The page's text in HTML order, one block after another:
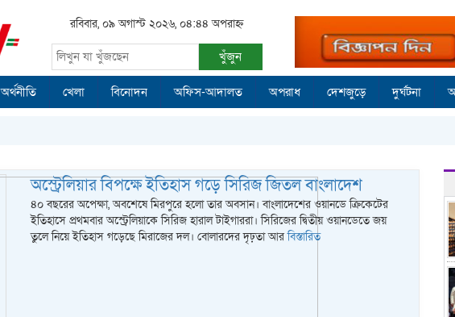
রবিবার, ০৯ অগাস্ট ২০২৬, ০৪:৪৪ অপরাহ্ন
খুঁজুন
অর্থনীতি খেলা বিনোদন অফিস-আদালত অপরাধ দেশজুড়ে দুর্ঘটনা
অস্ট্রেলিয়ার বিপক্ষে ইতিহাস গড়ে সিরিজ জিতল বাংলাদেশ
৪০ বছরের অপেক্ষা, অবশেষে মিরপুরে হলো তার অবসান। বাংলাদেশের ওয়ানডে ক্রিকেটের
ইতিহাসে প্রথমবার অস্ট্রেলিয়াকে সিরিজ হারাল টাইগাররা। সিরিজের দ্বিতীয় ওয়ানডেতে জয়
তুলে নিয়ে ইতিহাস গড়েছে মিরাজের দল। বোলারদের দৃঢ়তা আরবিস্তারিত